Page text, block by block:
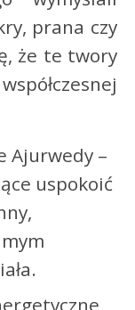
prana czy
że te twory
Ajurwedy –
uspokoić